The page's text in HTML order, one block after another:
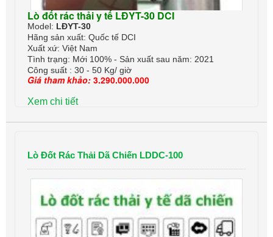
Lò đốt rác thải y tế LĐYT-30 DCI
Model: LĐYT-30
Hãng sản xuất: Quốc tế DCI
Xuất xứ: Việt Nam
Tình trạng: Mới 100% - Sản xuất sau năm: 2021
Công suất : 30 - 50 Kg/ giờ
Giá tham khảo: 3.290.000.000
Xem chi tiết
Lò Đốt Rác Thải Dã Chiến LDDC-100